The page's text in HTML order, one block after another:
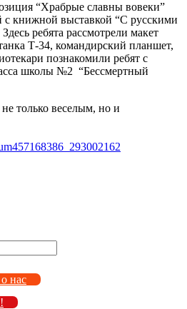
“Храбрые славны вовеки”
с книжной выставкой “С русскими
ребята рассмотрели макет
Т-34, командирский планшет,
познакомили ребят с
школы №2 “Бессмертный
только веселым, но и
нас